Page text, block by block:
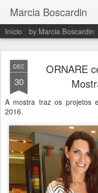
Marcia Boscardin
Início by Marcia Boscardin
DEC
30
ORNARE
A mostra traz os projetos
2016.